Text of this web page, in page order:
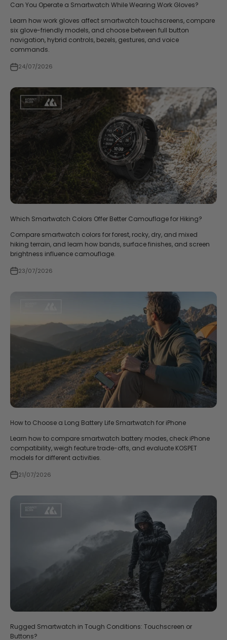
Can You Operate a Smartwatch While Wearing Work Gloves?
Learn how work gloves affect smartwatch touchscreens, compare
six glove-friendly models, and choose between full button
navigation, hybrid controls, bezels, gestures, and voice
commands.
24/07/2026
Which Smartwatch Colors Offer Better Camouflage for Hiking?
Compare smartwatch colors for forest, rocky, dry, and mixed
hiking terrain, and learn how bands, surface finishes, and screen
brightness influence camouflage.
23/07/2026
How to Choose a Long Battery Life Smartwatch for iPhone
Learn how to compare smartwatch battery modes, check iPhone
compatibility, weigh feature trade-offs, and evaluate KOSPET
models for different activities.
21/07/2026
Rugged Smartwatch in Tough Conditions: Touchscreen or
Buttons?